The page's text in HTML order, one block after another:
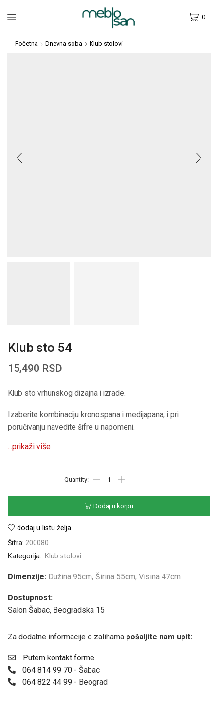
0
Početna Dnevna soba Klub stolovi
Klub sto 54
15,490 RSD
Klub sto vrhunskog dizajna i izrade.
Izaberite kombinaciju kronospana i medijapana, i pri
poručivanju navedite šifre u napomeni.
...prikaži više
Dodaj u korpu
dodaj u listu želja
Šifra: 200080
Kategorija: Klub stolovi
Dimenzije: Dužina 95cm, Širina 55cm, Visina 47cm
Dostupnost:
Salon Šabac, Beogradska 15
Za dodatne informacije o zalihama pošaljite nam upit:
Putem kontakt forme
064 814 99 70 - Šabac
064 822 44 99 - Beograd